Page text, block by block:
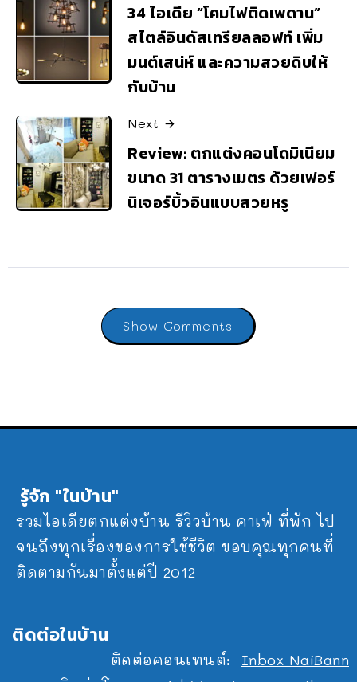
34 ไอเดีย “โคมไฟติดเพดาน”
สไตล์อินดัสเทรียลลอฟท์ เพิ่ม
มนต์เสน่ห์ และความสวยดิบให้
กับบ้าน
Next
Review: ตกแต่งคอนโดมิเนียม
ขนาด 31 ตารางเมตร ด้วยเฟอร์
นิเจอร์บิ้วอินแบบสวยหรู
Show Comments
รู้จัก "ในบ้าน"
รวมไอเดียตกแต่งบ้าน รีวิวบ้าน คาเฟ่ ที่พัก ไป
จนถึงทุกเรื่องของการใช้ชีวิต ขอบคุณทุกคนที่
ติดตามกันมาตั้งแต่ปี 2012
ติดต่อในบ้าน
ติดต่อคอนเทนต์: Inbox NaiBann